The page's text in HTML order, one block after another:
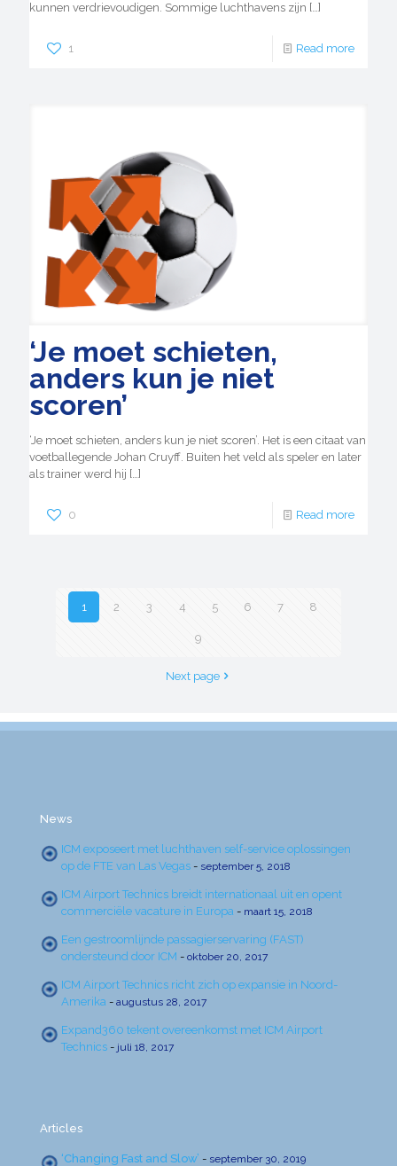
kunnen verdrievoudigen. Sommige luchthavens zijn […]
1 Read more
‘Je moet schieten,
anders kun je niet
scoren’
‘Je moet schieten, anders kun je niet scoren’. Het is een citaat van
voetballegende Johan Cruyff. Buiten het veld als speler en later
als trainer werd hij […]
0 Read more
1 2 3 4 5 6 7 8
9
Next page
News
ICM exposeert met luchthaven self-service oplossingen
op de FTE van Las Vegas - september 5, 2018
ICM Airport Technics breidt internationaal uit en opent
commerciële vacature in Europa - maart 15, 2018
Een gestroomlijnde passagierservaring (FAST)
ondersteund door ICM - oktober 20, 2017
ICM Airport Technics richt zich op expansie in Noord-
Amerika - augustus 28, 2017
Expand360 tekent overeenkomst met ICM Airport
Technics - juli 18, 2017
Articles
‘Changing Fast and Slow’ - september 30, 2019